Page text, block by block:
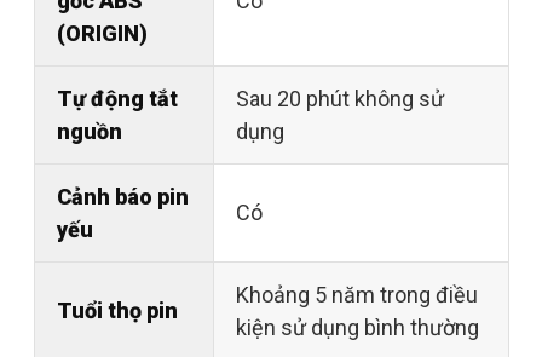
(ORIGIN)
Tự động tắt
nguồn
Sau 20 phút không sử
dụng
Cảnh báo pin
yếu
Có
Tuổi thọ pin
Khoảng 5 năm trong điều
kiện sử dụng bình thường